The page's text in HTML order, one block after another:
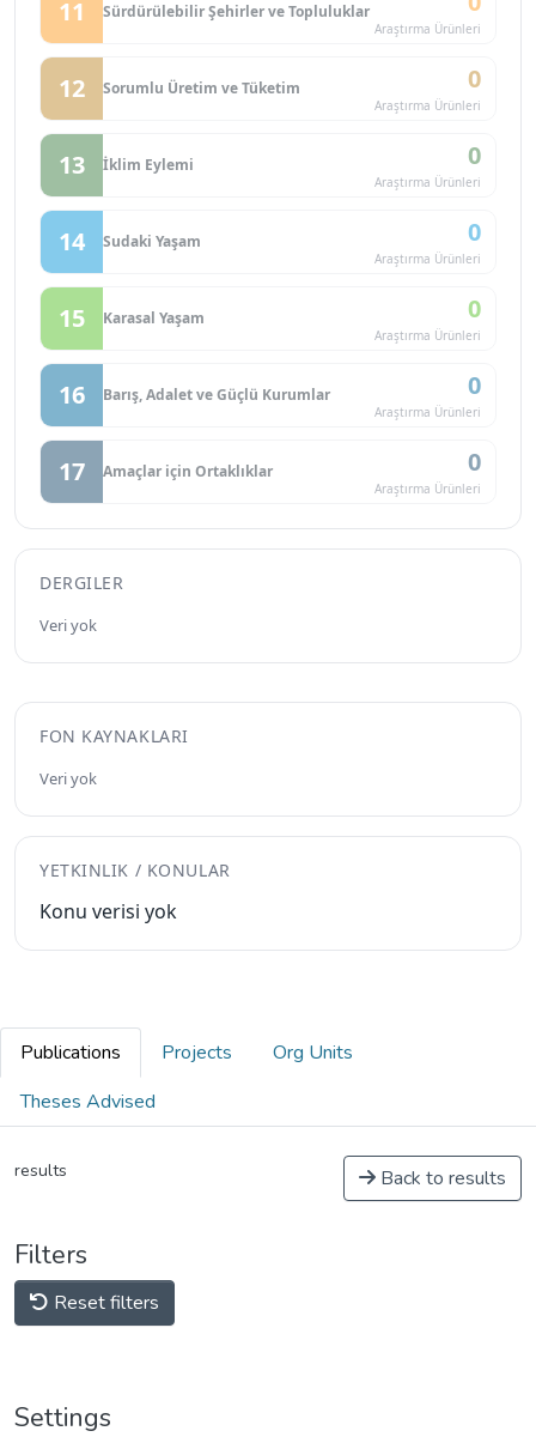
11 Sürdürülebilir Şehirler ve Topluluklar
Araştırma Ürünleri
12 Sorumlu Üretim ve Tüketim 0
Araştırma Ürünleri
13 İklim Eylemi 0
Araştırma Ürünleri
14 Sudaki Yaşam 0
Araştırma Ürünleri
15 Karasal Yaşam 0
Araştırma Ürünleri
16 Barış, Adalet ve Güçlü Kurumlar 0
Araştırma Ürünleri
17 Amaçlar için Ortaklıklar 0
Araştırma Ürünleri
DERGILER
Veri yok
FON KAYNAKLARI
Veri yok
YETKINLIK / KONULAR
Konu verisi yok
Publications Projects
Org Units
Theses Advised
results Back to results
Filters
Reset filters
Settings